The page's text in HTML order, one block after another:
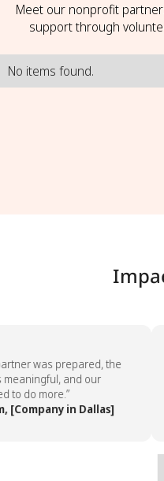
Meet our nonprofit
support through
No items found.
was prepared, the
and our
to do more.”
[Company in Dallas]